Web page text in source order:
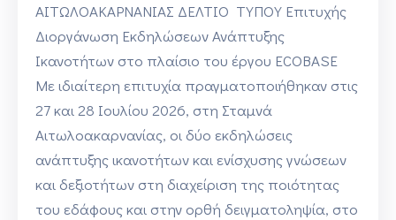
ΑΙΤΩΛΟΑΚΑΡΝΑΝΙΑΣ ΔΕΛΤΙΟ ΤΥΠΟΥ Επιτυχής
Διοργάνωση Εκδηλώσεων Ανάπτυξης
Ικανοτήτων στο πλαίσιο του έργου ECOBASE
Με ιδιαίτερη επιτυχία πραγματοποιήθηκαν στις
27 και 28 Ιουλίου 2026, στη Σταμνά
Αιτωλοακαρνανίας, οι δύο εκδηλώσεις
ανάπτυξης ικανοτήτων και ενίσχυσης γνώσεων
και δεξιοτήτων στη διαχείριση της ποιότητας
του εδάφους και στην ορθή δειγματοληψία, στο